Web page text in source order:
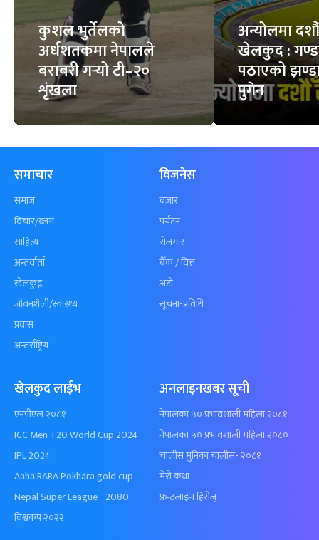
कुशल भुर्तेलको
अर्धशतकमा नेपालले
बराबरी गर्‍यो टी–२०
शृंखला
अन्योलमा दशौँ
खेलकुद :
पठाएको
पुगेन
समाचार
समाज
विचार/ब्लग
साहित्य
अन्तर्वार्ता
खेलकुद़़
जीवनशैली/स्वास्थ्य
प्रवास
अन्तर्राष्ट्रिय
विजनेस
बजार
पर्यटन
रोजगार
बैँक / वित्त
अटो
सूचना-प्रविधि
खेलकुद लाईभ
एनपीएल २०८१
ICC Men T20 World Cup 2024
IPL 2024
Aaha RARA Pokhara gold cup
Nepal Super League - 2080
विश्वकप २०२२
अनलाइनखबर सूची
नेपालका ५० प्रभावशाली महिला २०८१
नेपालका ५० प्रभावशाली महिला २०८०
चालीस मुनिका चालीस- २०८१
मेरो कथा
फ्रन्टलाइन हिरोज्